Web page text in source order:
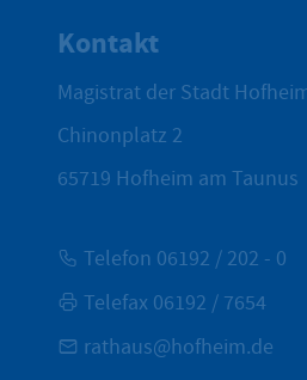
Kontakt
Magistrat der Stadt
Chinonplatz 2
65719 Hofheim am Taunus
Telefon 06192 / 202 - 0
Telefax 06192 / 7654
rathaus@hofheim.de